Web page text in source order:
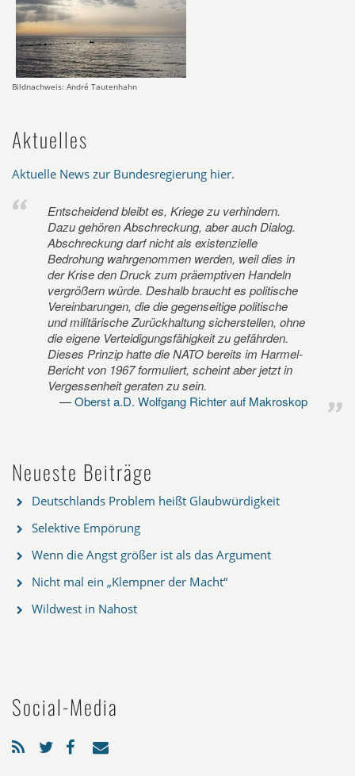
Bildnachweis: André Tautenhahn
Aktuelles
Aktuelle News zur Bundesregierung hier.
Entscheidend bleibt es, Kriege zu verhindern.
Dazu gehören Abschreckung, aber auch Dialog.
Abschreckung darf nicht als existenzielle
Bedrohung wahrgenommen werden, weil dies in
der Krise den Druck zum präemptiven Handeln
vergrößern würde. Deshalb braucht es politische
Vereinbarungen, die die gegenseitige politische
und militärische Zurückhaltung sicherstellen, ohne
die eigene Verteidigungsfähigkeit zu gefährden.
Dieses Prinzip hatte die NATO bereits im Harmel-
Bericht von 1967 formuliert, scheint aber jetzt in
Vergessenheit geraten zu sein.
Oberst a.D. Wolfgang Richter auf Makroskop
Neueste Beiträge
Deutschlands Problem heißt Glaubwürdigkeit
Selektive Empörung
Wenn die Angst größer ist als das Argument
Nicht mal ein „Klempner der Macht“
Wildwest in Nahost
Social-Media